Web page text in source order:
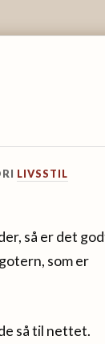
LIVSSTIL
så er det
som er
så til nettet.